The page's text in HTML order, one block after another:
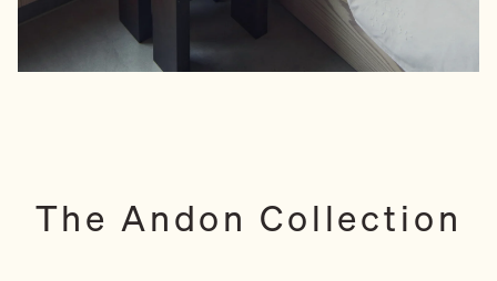
The Andon Collection